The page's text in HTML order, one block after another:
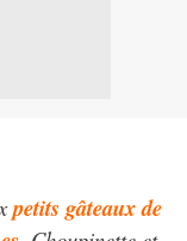
petits gâteaux de